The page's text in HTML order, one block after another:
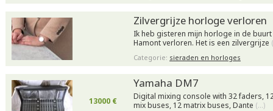
Zilvergrijze horloge verloren
Ik heb gisteren mijn horloge in de
Hamont verloren. Het is een zilvergrijze
Categorie: sieraden en horloges
13000 €
Yamaha DM7
Digital mixing console with 32 faders,
mix buses, 12 matrix buses, Dante (…)